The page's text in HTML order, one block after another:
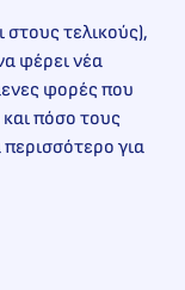
στους τελικούς),
φέρει νέα
φορές που
πόσο τους
για